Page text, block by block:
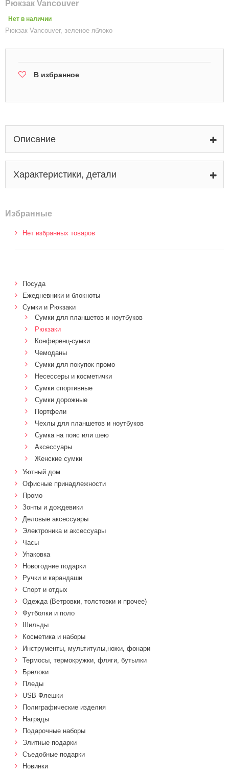
Рюкзак Vancouver
Нет в наличии
Рюкзак Vancouver, зеленое яблоко
В избранное
Описание
Характеристики, детали
Избранные
Нет избранных товаров
Посуда
Ежедневники и блокноты
Сумки и Рюкзаки
Сумки для планшетов и ноутбуков
Рюкзаки
Конференц-сумки
Чемоданы
Сумки для покупок промо
Несессеры и косметички
Сумки спортивные
Сумки дорожные
Портфели
Чехлы для планшетов и ноутбуков
Сумка на пояс или шею
Аксессуары
Женские сумки
Уютный дом
Офисные принадлежности
Промо
Зонты и дождевики
Деловые аксессуары
Электроника и аксессуары
Часы
Упаковка
Новогодние подарки
Ручки и карандаши
Спорт и отдых
Одежда (Ветровки, толстовки и прочее)
Футболки и поло
Шильды
Косметика и наборы
Инструменты, мультитулы,ножи, фонари
Термосы, термокружки, фляги, бутылки
Брелоки
Пледы
USB Флешки
Полиграфические изделия
Награды
Подарочные наборы
Элитные подарки
Cъедобные подарки
Новинки